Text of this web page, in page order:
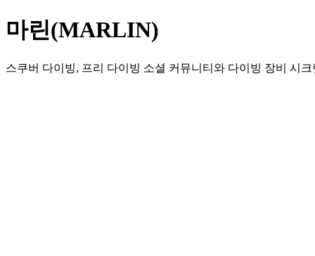
마린(MARLIN)
스쿠버 다이빙, 프리 다이빙 소셜 커뮤니티와 다이빙 장비 시